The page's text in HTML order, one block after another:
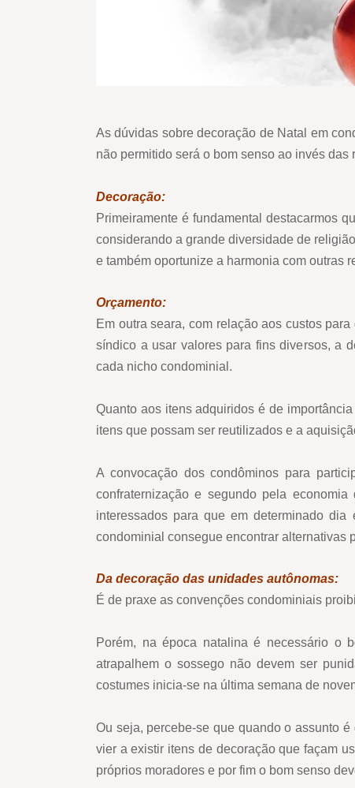
As dúvidas sobre decoração de Natal em
não permitido será o bom senso ao invés
Decoração:
Primeiramente é fundamental destacarmos
considerando a grande diversidade de
e também oportunize a harmonia com outras
Orçamento:
Em outra seara, com relação aos custos
síndico a usar valores para fins diversos, a
cada nicho condominial.
Quanto aos itens adquiridos é de
itens que possam ser reutilizados e a
A convocação dos condôminos para
confraternização e segundo pela
interessados para que em determinado
condominial consegue encontrar alternativas
Da decoração das unidades autônomas:
É de praxe as convenções condominiais
Porém, na época natalina é necessário o
atrapalhem o sossego não devem ser
costumes inicia-se na última semana de
Ou seja, percebe-se que quando o assunto
vier a existir itens de decoração que façam
próprios moradores e por fim o bom senso